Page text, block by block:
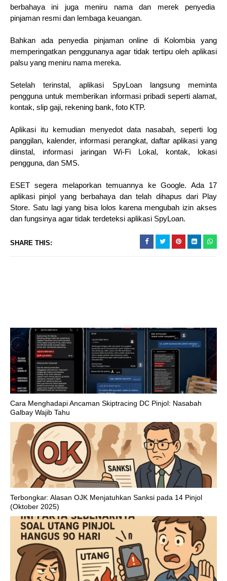
berbahaya ini juga meniru nama dan merek penyedia
pinjaman resmi dan lembaga keuangan.
Bahkan ada penyedia pinjaman online di Kolombia yang
memperingatkan penggunanya agar tidak tertipu oleh aplikasi
palsu yang meniru nama mereka.
Setelah terinstal, aplikasi SpyLoan langsung meminta
pengguna untuk memberikan informasi pribadi seperti alamat,
kontak, slip gaji, rekening bank, foto KTP.
Aplikasi itu kemudian menyedot data nasabah, seperti log
panggilan, kalender, informasi perangkat, daftar aplikasi yang
diinstal, informasi jaringan Wi-Fi Lokal, kontak, lokasi
pengguna, dan SMS.
ESET segera melaporkan temuannya ke Google. Ada 17
aplikasi pinjol yang berbahaya dan telah dihapus dari Play
Store. Satu lagi yang bisa lolos karena mengubah izin akses
dan fungsinya agar tidak terdeteksi aplikasi SpyLoan.
SHARE THIS:
Cara Menghadapi Ancaman Skiptracing DC Pinjol: Nasabah
Galbay Wajib Tahu
Terbongkar: Alasan OJK Menjatuhkan Sanksi pada 14 Pinjol
(Oktober 2025)